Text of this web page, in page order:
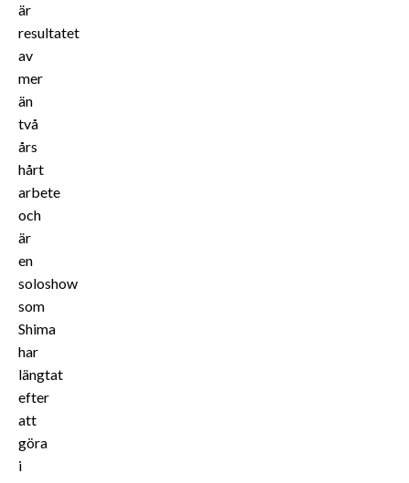
är
resultatet
av
mer
än
två
års
hårt
arbete
och
är
en
soloshow
som
Shima
har
längtat
efter
att
göra
i